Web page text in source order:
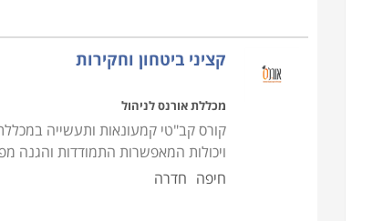
הקורס מתאים לכל אדם המעוניין לעסוק
מסחריים יכול להיות גם רובאי 02 ומטה
קבלת מועמד לקורס מאבטחים, ומיון
קיימים בשוק בכל רגע נתון. יחד עם זאת, אדם
זאת באופן חופשי.
קציני ביטחון וחקירות
מכללת אורנס לניהול
קורס קב"טי קמעונאות ותעשייה
ויכולות המאפשרות התמודדות והגנה
חיפה חדרה